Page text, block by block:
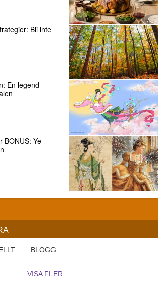
Bli inte
En legend
BONUS: Ye
BLOGG
VISA FLER